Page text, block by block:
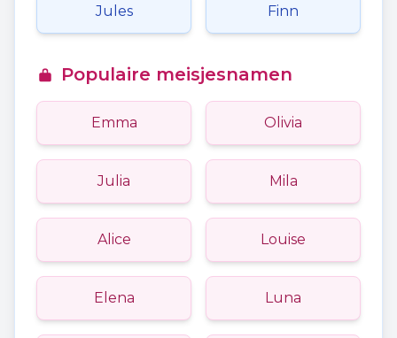
Jules Finn
Populaire meisjesnamen
Emma Olivia
Julia Mila
Alice Louise
Elena Luna